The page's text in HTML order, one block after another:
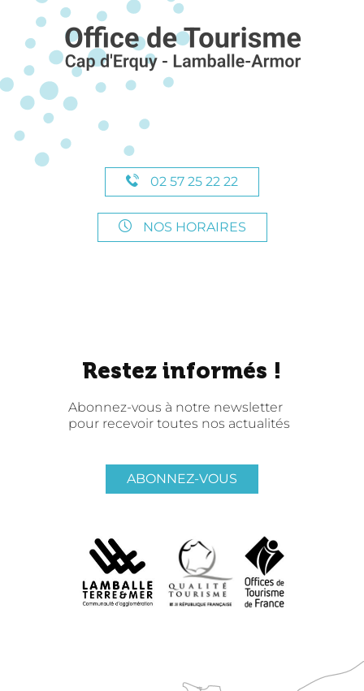
02 57 25 22 22
NOS HORAIRES
Restez informés !
Abonnez-vous à notre newsletter
pour recevoir toutes nos actualités
ABONNEZ-VOUS